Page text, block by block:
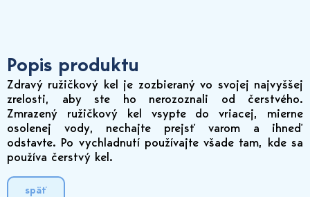
Popis produktu
Zdravý ružičkový kel je zozbieraný vo svojej najvyššej
zrelosti, aby ste ho nerozoznali od čerstvého.
Zmrazený ružičkový kel vsypte do vriacej, mierne
osolenej vody, nechajte prejsť varom a ihneď
odstavte. Po vychladnutí používajte všade tam, kde sa
používa čerstvý kel.
späť